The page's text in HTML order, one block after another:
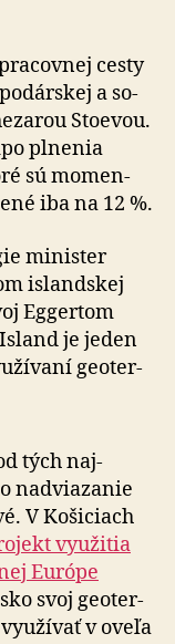
cesty
a so­
Stoevou.
plnenia
sú mo­men­
iba na 12 %.
minister
islandskej
Eggertom
je jeden
geo­ter­
tých naj­
nad­via­zanie
V Košiciach
využitia
Európe
svoj geo­ter­
v oveľa